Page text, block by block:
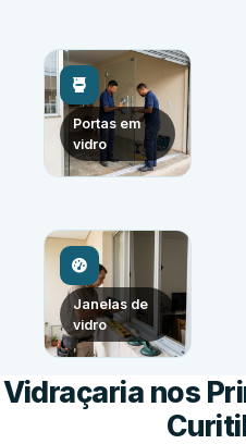
Portas em
vidro
Janelas de
vidro
Vidraçaria nos